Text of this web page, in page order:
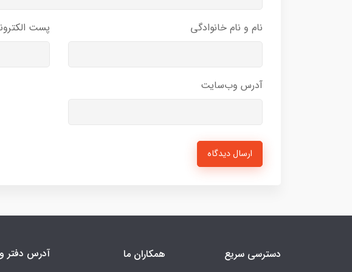
نام و نام خانوادگی پست
آدرس وب‌سایت
ارسال دیدگاه
دسترسی سریع همکاران ما آدرس دفتر